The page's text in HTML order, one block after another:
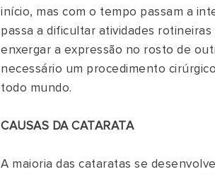
início, mas com o tempo passam a
passa a dificultar atividades
enxergar a expressão no rosto de
necessário um procedimento
todo mundo.
CAUSAS DA CATARATA
A maioria das cataratas se